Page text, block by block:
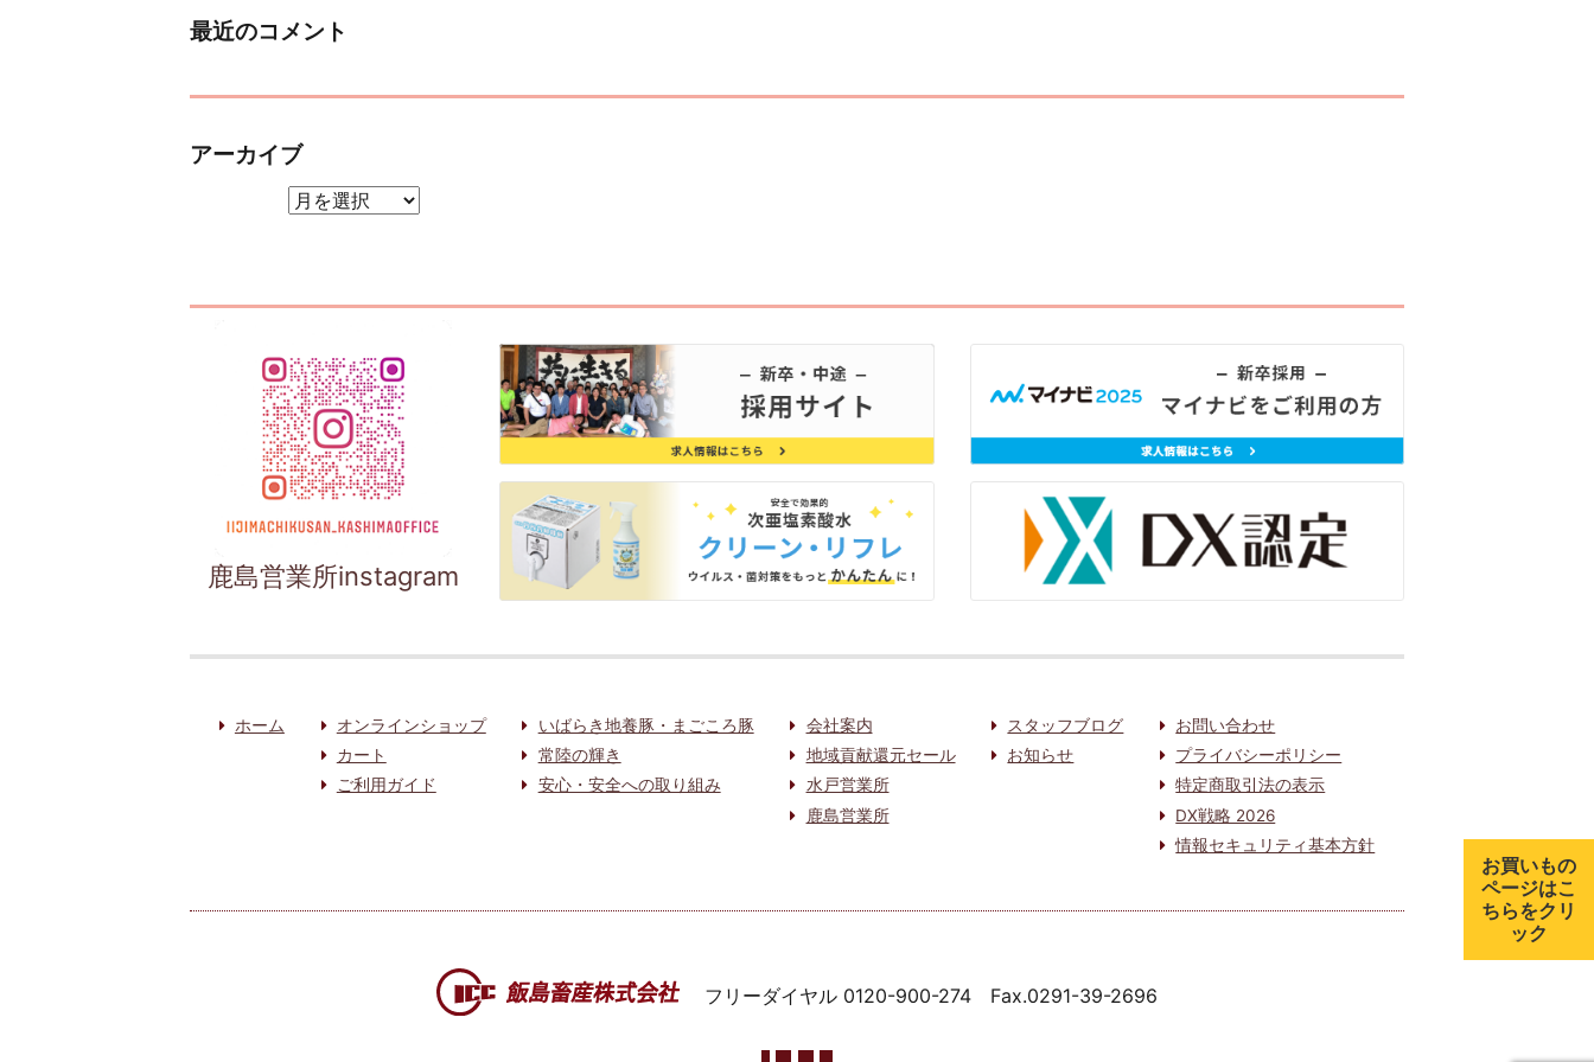
最近のコメント
アーカイブ
鹿島営業所instagram
ホーム
オンラインショップ
カート
ご利用ガイド
いばらき地養豚・まごころ豚
常陸の輝き
安心・安全への取り組み
会社案内
地域貢献還元セール
水戸営業所
鹿島営業所
スタッフブログ
お知らせ
お問い合わせ
プライバシーポリシー
特定商取引法の表示
DX戦略 2026
情報セキュリティ基本方針
フリーダイヤル 0120-900-274 Fax.0291-39-2696
お買いもの
ページはこ
ちらをクリ
ック